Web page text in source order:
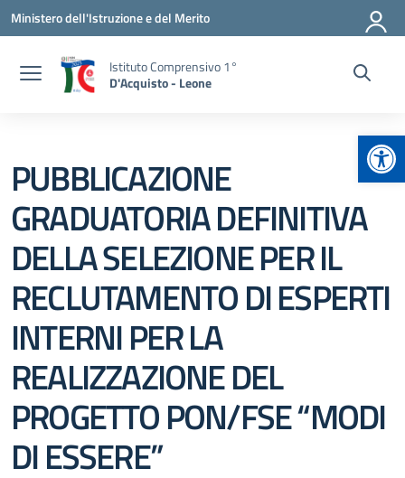
Vai ai contenuti
Vai al menu di navigazione
Vai al footer
Ministero dell'Istruzione e del Merito
Istituto Comprensivo 1°
D'Acquisto - Leone
PUBBLICAZIONE
GRADUATORIA DEFINITIVA
DELLA SELEZIONE PER IL
RECLUTAMENTO DI ESPERTI
INTERNI PER LA
REALIZZAZIONE DEL
PROGETTO PON/FSE “MODI
DI ESSERE”